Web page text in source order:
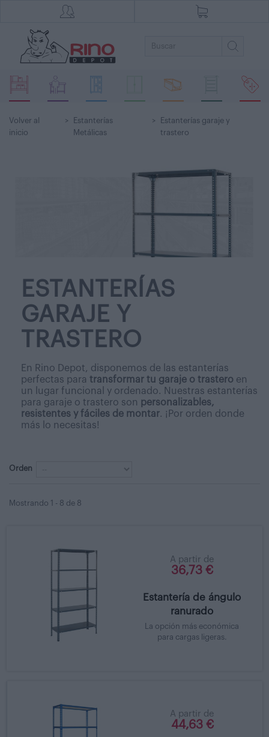
Volver al
inicio
>
Estanterías
Metálicas
>
Estanterías garaje y
trastero
ESTANTERÍAS
GARAJE Y
TRASTERO
En Rino Depot, disponemos de las estanterías
perfectas para transformar tu garaje o trastero en
un lugar funcional y ordenado. Nuestras estanterías
para garaje o trastero son personalizables,
resistentes y fáciles de montar. ¡Por orden donde
más lo necesitas!
Orden
Mostrando 1 - 8 de 8
A partir de
36,73 €
Estantería de ángulo
ranurado
La opción más económica
para cargas ligeras.
A partir de
44,63 €